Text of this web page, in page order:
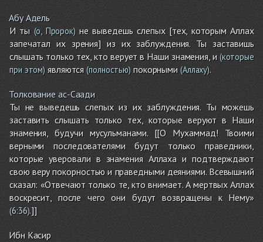
Абу Адель
И ты (о, Пророк)не выведешь слепых [тех, которым Аллах
запечатал их зрения] из их заблуждения. Ты заставишь
слышать только тех, кто верует в Наши знамения, и(которые
при этом) являются (полностью) покорными (Аллаху).
Толкование ас-Саади
Ты не выведешь слепых из их заблуждения. Ты можешь
заставить слышать только тех, которые веруют в Наши
знамения, будучи мусульманами. [[О Мухаммад! Твоими
верными последователями будут только праведники,
которые уверовали в знамения Аллаха и подтверждают
свою веру покорностью и праведными деяниями. Всевышний
сказал: «Отвечают только те, кто внимает. А мертвых Аллах
воскресит, после чего они будут возвращены к Нему»
(6:36).]]
Ибн Касир